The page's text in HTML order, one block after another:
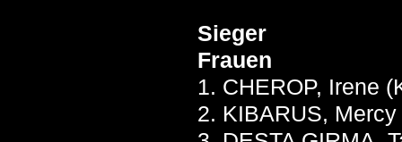
Sieger
Frauen
1. CHEROP, Irene
2. KIBARUS,